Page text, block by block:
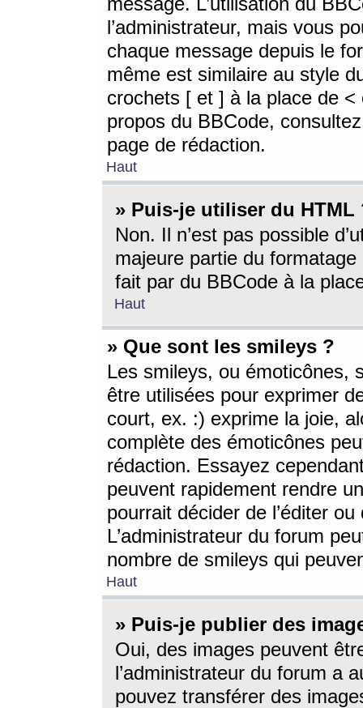
l’administrateur, mais vous
chaque message depuis le
même est similaire au style
crochets [ et ] à la place de <
propos du BBCode,
page de rédaction.
Haut
» Puis-je utiliser du HTML
Non. Il n’est pas possible
majeure partie du
fait par du BBCode à la
Haut
» Que sont les smileys ?
Les smileys, ou émoticônes,
être utilisées pour exprimer
court, ex. :) exprime la joie,
complète des émoticônes
rédaction. Essayez
peuvent rapidement rendre
pourrait décider de l’éditer
L’administrateur du forum
nombre de smileys qui
Haut
» Puis-je publier des
Oui, des images peuvent
l’administrateur du forum a
pouvez transférer des